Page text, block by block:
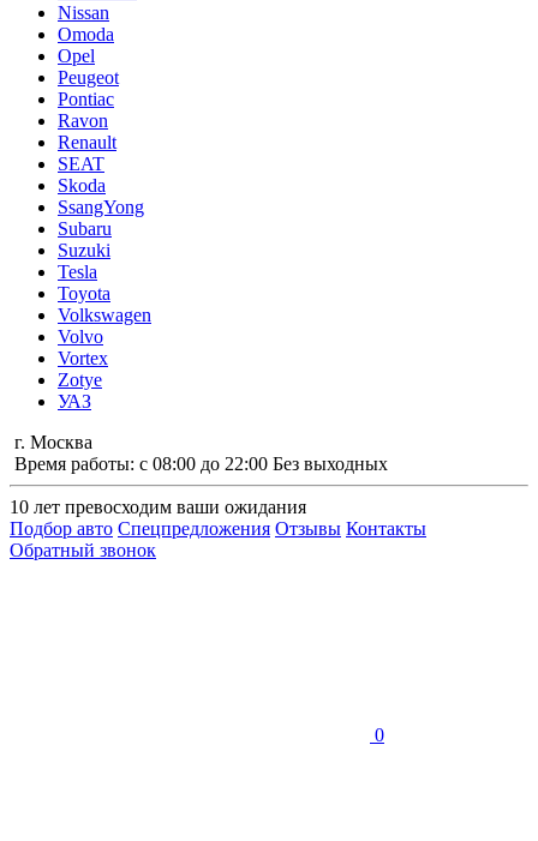
Nissan
Omoda
Opel
Peugeot
Pontiac
Ravon
Renault
SEAT
Skoda
SsangYong
Subaru
Suzuki
Tesla
Toyota
Volkswagen
Volvo
Vortex
Zotye
УАЗ
г. Москва
Время работы: с 08:00 до 22:00 Без выходных
10 лет превосходим ваши ожидания
Подбор авто Спецпредложения Отзывы Контакты
Обратный звонок
0